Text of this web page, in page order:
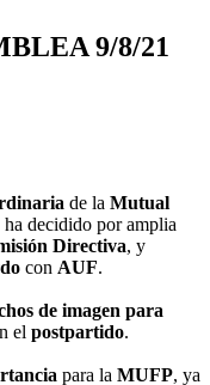
9/8/21
de la Mutual
ha decidido por amplia
Directiva, y
con AUF.
de imagen para
el postpartido.
para la MUFP, ya